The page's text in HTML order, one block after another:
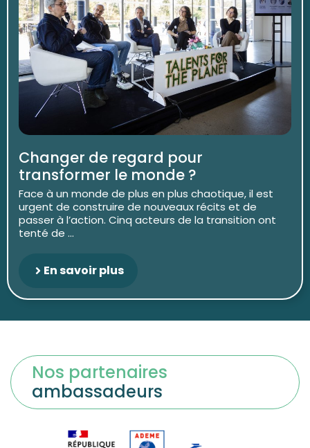
Changer de regard pour
transformer le monde ?
Face à un monde de plus en plus chaotique, il est
urgent de construire de nouveaux récits et de
passer à l’action. Cinq acteurs de la transition ont
tenté de ...
En savoir plus
Nos partenaires
ambassadeurs